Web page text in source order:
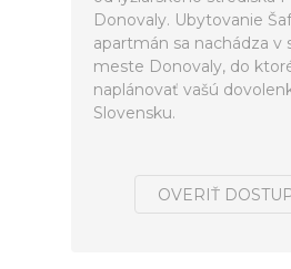
Donovaly. Ubytovanie
apartmán sa nachádza v
meste Donovaly, do
naplánovať vašú
Slovensku.
OVERIŤ